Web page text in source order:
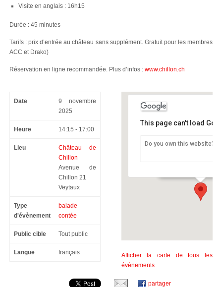
Visite en anglais : 16h15
Durée : 45 minutes
Tarifs : prix d’entrée au château sans supplément. Gratuit pour les membres
ACC et Drako)
Réservation en ligne recommandée. Plus d’infos : www.chillon.ch
Date
9 novembre
2025
Heure 14:15 - 17:00
Lieu
Château de
Chillon
Avenue de
Chillon 21
Veytaux
Type
d'évènement
balade
contée
Public cible Tout public
Langue français
This page can't load
Do you own this website?
Afficher la carte de tous les
évènements
partager